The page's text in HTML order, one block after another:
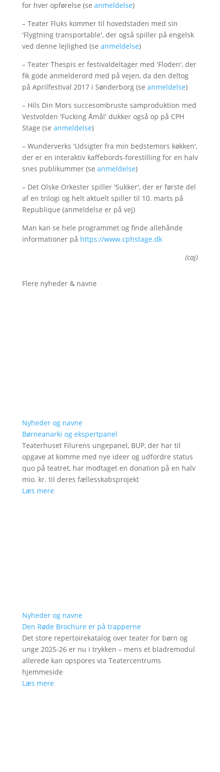
for hver opførelse (se anmeldelse)
– Teater Fluks kommer til hovedstaden med sin
'Flygtning transportable', der også spiller på engelsk
ved denne lejlighed (se anmeldelse)
– Teater Thespis er festivaldeltager med 'Floden', der
fik gode anmelderord med på vejen, da den deltog
på Aprilfestival 2017 i Sønderborg (se anmeldelse)
– Hils Din Mors succesombruste samproduktion med
Vestvolden 'Fucking Åmål' dukker også op på CPH
Stage (se anmeldelse)
– Wunderverks 'Udsigter fra min bedstemors køkken',
der er en interaktiv kaffebords-forestilling for en halv
snes publikummer (se anmeldelse)
– Det Olske Orkester spiller 'Sukker', der er første del
af en trilogi og helt aktuelt spiller til 10. marts på
Republique (anmeldelse er på vej)
Man kan se hele programmet og finde allehånde
informationer på https://www.cphstage.dk
(caj)
Flere nyheder & navne
Nyheder og navne
Børneanarki og ekspertpanel
Teaterhuset Filurens ungepanel, BUP, der har til
opgave at komme med nye ideer og udfordre status
quo på teatret, har modtaget en donation på en halv
mio. kr. til deres fællesskabsprojekt
Læs mere
Nyheder og navne
Den Røde Brochure er på trapperne
Det store repertoirekatalog over teater for børn og
unge 2025-26 er nu i trykken – mens et bladremodul
allerede kan opspores via Teatercentrums
hjemmeside
Læs mere